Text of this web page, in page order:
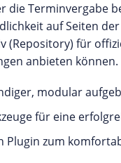
Terminvergabe
auf Seiten
(Repository) für
anbieten
modular
für eine
Plugin zum